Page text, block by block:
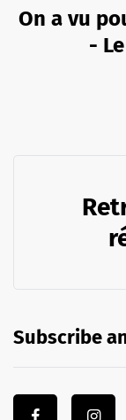
On a vu
-
Subscribe